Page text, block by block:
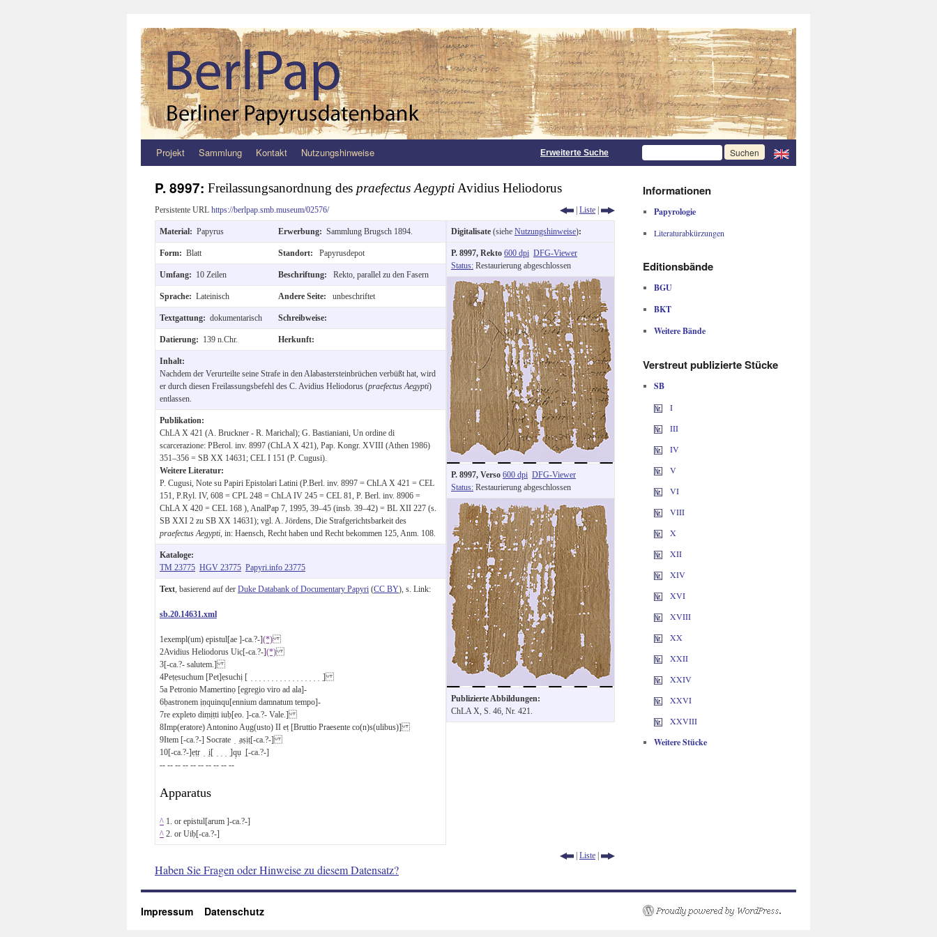
Zum
springen
Projekt Sammlung Kontakt Nutzungshinweise Erweiterte Suche
P. 8997: Freilassungsanordnung des praefectus Aegypti Avidius Heliodorus
Persistente URL https://berlpap.smb.museum/02576/ | Liste |
Material: Papyrus Erwerbung: Sammlung Brugsch 1894.
Form: Blatt Standort: Papyrusdepot
Umfang: 10 Zeilen Beschriftung: Rekto, parallel zu den Fasern
Sprache: Lateinisch Andere Seite: unbeschriftet
Textgattung: dokumentarisch Schreibweise:
Datierung: 139 n.Chr. Herkunft:
Inhalt:
Nachdem der Verurteilte seine Strafe in den Alabastersteinbrüchen verbüßt hat, wird
er durch diesen Freilassungsbefehl des C. Avidius Heliodorus (praefectus Aegypti)
entlassen.
Publikation:
ChLA X 421 (A. Bruckner - R. Marichal); G. Bastianiani, Un ordine di
scarcerazione: PBerol. inv. 8997 (ChLA X 421), Pap. Kongr. XVIII (Athen 1986)
351–356 = SB XX 14631; CEL I 151 (P. Cugusi).
Weitere Literatur:
P. Cugusi, Note su Papiri Epistolari Latini (P.Berl. inv. 8997 = ChLA X 421 = CEL
151, P.Ryl. IV, 608 = CPL 248 = ChLA IV 245 = CEL 81, P. Berl. inv. 8906 =
ChLA X 420 = CEL 168 ), AnalPap 7, 1995, 39–45 (insb. 39–42) = BL XII 227 (s.
SB XXI 2 zu SB XX 14631); vgl. A. Jördens, Die Strafgerichtsbarkeit des
praefectus Aegypti , in: Haensch, Recht haben und Recht bekommen 125, Anm. 108.
Kataloge:
TM 23775 HGV 23775 Papyri.info 23775
Text , basierend auf der Duke Databank of Documentary Papyri (CC BY), s. Link:
sb.20.14631.xml
1exempl(um) epistul[ae ]-ca.?-](*)
2Avidius Heliodorus Uic̣[-ca.?-](*)
3[-ca.?- salutem.]
4Peṭẹsuchum [Pet]ẹsuchị [ ̣ ̣ ̣ ̣ ̣ ̣ ̣ ̣ ̣ ̣ ̣ ̣ ̣ ̣ ̣ ̣ ̣ ̣]
5a Petronio Mamertinọ [egregio viro ad ala]-
6ḅastronem ịṇquinqu[ennium damnatum tempo]-
7re expleto diṃịṭti iuḅ[eo. ]-ca.?- Vale.]
8Imp(eratore) Antonino Aụg(usto) II eṭ [Bruttio Praesente co(n)s(ulibus)]
9Item [-ca.?-] Socrate ̣ ̣ạṣịṭ[-ca.?-]
10[-ca.?-]ẹṭṛ ̣ ̣ị[ ̣ ̣ ̣ ̣]q̣ụ ̣[-ca.?-]
-- -- -- -- -- -- -- -- -- --
Apparatus
^ 1. or epistul[arum ]-ca.?-]
^ 2. or Uiḅ[-ca.?-]
Digitalisate (siehe Nutzungshinweise):
P. 8997, Rekto 600 dpi DFG-Viewer
Status: Restaurierung abgeschlossen
P. 8997, Verso 600 dpi DFG-Viewer
Status: Restaurierung abgeschlossen
Publizierte Abbildungen:
ChLA X, S. 46, Nr. 421.
| Liste |
Haben Sie Fragen oder Hinweise zu diesem Datensatz?
Informationen
Papyrologie
Literaturabkürzungen
Editionsbände
BGU
BKT
Weitere Bände
Verstreut publizierte Stücke
SB
I
III
IV
V
VI
VIII
X
XII
XIV
XVI
XVIII
XX
XXII
XXIV
XXVI
XXVIII
Weitere Stücke
Impressum Datenschutz